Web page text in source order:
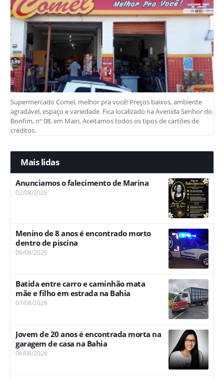
Supermercado Comel, melhor pra você! Preços baixos, ambiente
agradável, espaço e variedade. Fica localizado na Avenida Senhor do
Bonfim, nº 08, em Mairi. Aceitamos todos os tipos de cartões de
créditos.
Mais lidas
Anunciamos o falecimento de Marina
02/08/2026
Menino de 8 anos é encontrado morto
dentro de piscina
06/08/2026
Batida entre carro e caminhão mata
mãe e filho em estrada na Bahia
07/08/2026
Jovem de 20 anos é encontrada morta na
garagem de casa na Bahia
06/08/2026